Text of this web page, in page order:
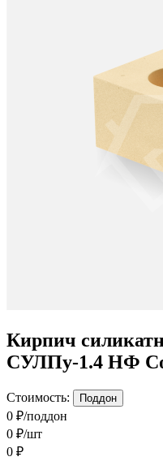
Кирпич
СУЛПу-1.4 НФ
Стоимость: Поддон
0 ₽/поддон
0 ₽/шт
0 ₽